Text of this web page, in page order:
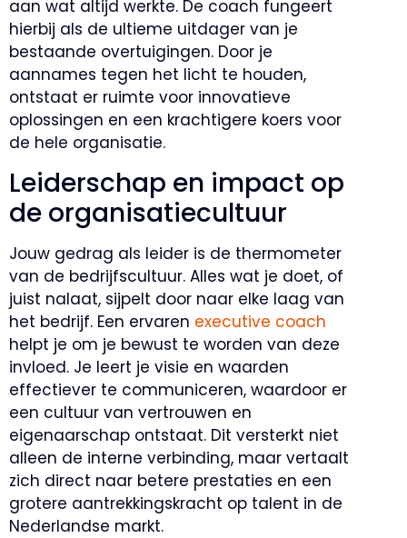
aan wat altijd werkte. De coach fungeert
hierbij als de ultieme uitdager van je
bestaande overtuigingen. Door je
aannames tegen het licht te houden,
ontstaat er ruimte voor innovatieve
oplossingen en een krachtigere koers voor
de hele organisatie.
Leiderschap en impact op
de organisatiecultuur
Jouw gedrag als leider is de thermometer
van de bedrijfscultuur. Alles wat je doet, of
juist nalaat, sijpelt door naar elke laag van
het bedrijf. Een ervaren executive coach
helpt je om je bewust te worden van deze
invloed. Je leert je visie en waarden
effectiever te communiceren, waardoor er
een cultuur van vertrouwen en
eigenaarschap ontstaat. Dit versterkt niet
alleen de interne verbinding, maar vertaalt
zich direct naar betere prestaties en een
grotere aantrekkingskracht op talent in de
Nederlandse markt.